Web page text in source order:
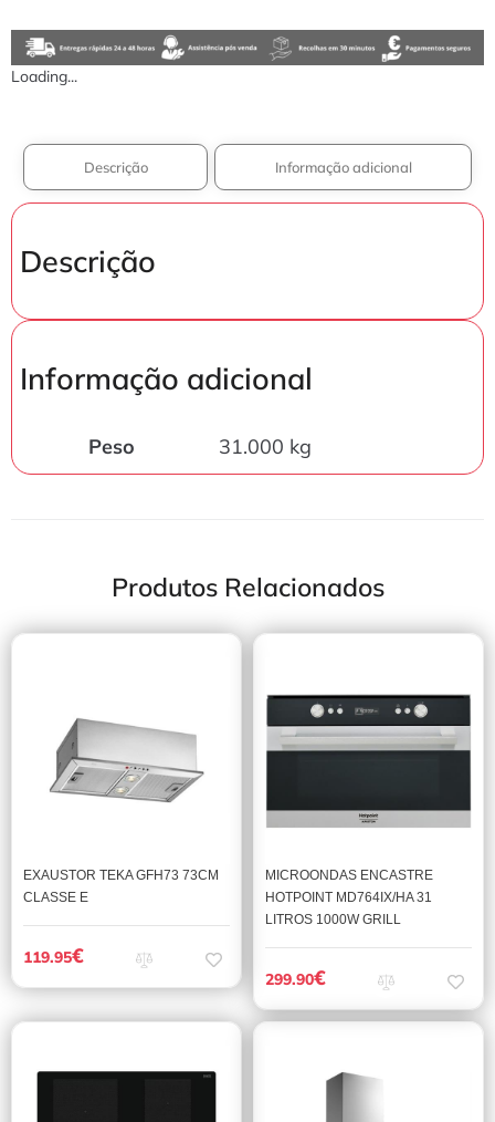
Loading...
Descrição Informação adicional
Descrição
Informação adicional
Peso 31.000 kg
Produtos Relacionados
EXAUSTOR TEKA GFH73 73CM
CLASSE E
119.95€
MICROONDAS ENCASTRE
HOTPOINT MD764IX/HA 31
LITROS 1000W GRILL
299.90€